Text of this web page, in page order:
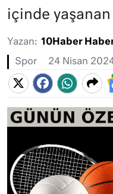
içinde
Yazan: 10Haber
Spor 24 Nisan